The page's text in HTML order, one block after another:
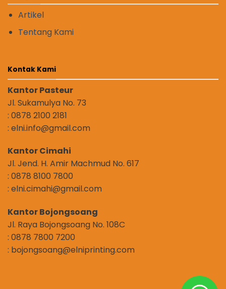
Artikel
Tentang Kami
Kontak Kami
Kantor Pasteur
Jl. Sukamulya No. 73
: 0878 2100 2181
: elni.info@gmail.com
Kantor Cimahi
Jl. Jend. H. Amir Machmud No. 617
: 0878 8100 7800
: elni.cimahi@gmail.com
Kantor Bojongsoang
Jl. Raya Bojongsoang No. 108C
: 0878 7800 7200
: bojongsoang@elniprinting.com